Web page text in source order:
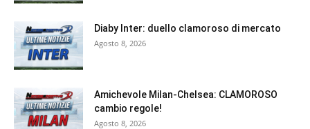
Diaby Inter: duello clamoroso di mercato
Agosto 8, 2026
Amichevole Milan-Chelsea: CLAMOROSO
cambio regole!
Agosto 8, 2026